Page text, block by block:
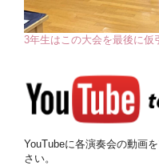
3年生はこの大会を最後に仮
YouTubeに各演奏会の動画
さい。